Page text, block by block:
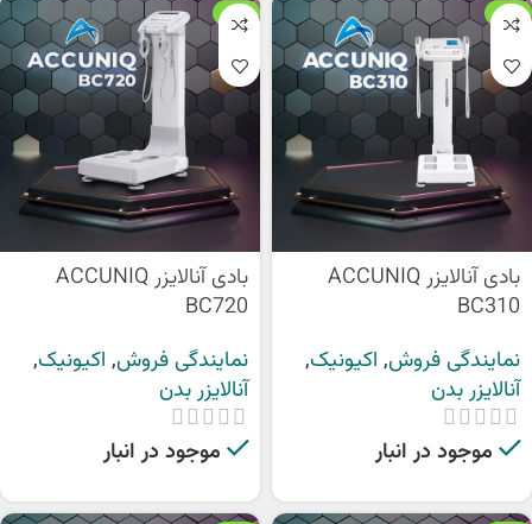
ویژه
بادی آنالایزر ACCUNIQ
BC310
نمایندگی فروش, اکیونیک,
آنالایزر بدن
موجود در انبار
ویژه
بادی آنالایزر ACCUNIQ
BC720
نمایندگی فروش, اکیونیک,
آنالایزر بدن
موجود در انبار